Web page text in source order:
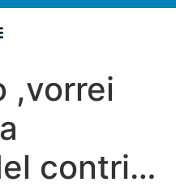
,vorrei
contri…